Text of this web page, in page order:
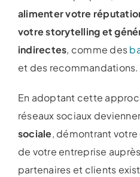
alimenter votre
votre storytelling et
indirectes, comme des
et des recommandations.
En adoptant cette
réseaux sociaux
sociale, démontrant
de votre entreprise
partenaires et clients